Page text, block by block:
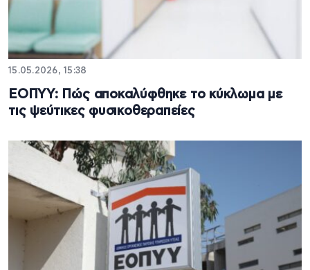
15.05.2026, 15:38
ΕΟΠΥΥ: Πώς αποκαλύφθηκε το κύκλωμα με
τις ψεύτικες φυσικοθεραπείες